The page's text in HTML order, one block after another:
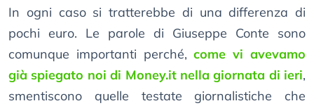
In ogni caso si tratterebbe di una differenza di
pochi euro. Le parole di Giuseppe Conte sono
comunque importanti perché,come vi avevamo
già spiegato noi di Money.it nella giornata di ieri,
smentiscono quelle testate giornalistiche che